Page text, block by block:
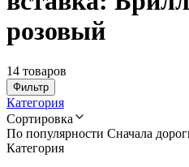
розовый
14 товаров
Фильтр
Категория
Сортировка
По популярности Сначала
Категория